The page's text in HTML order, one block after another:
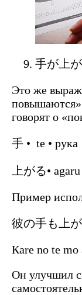
手が上が
Это же
говорят о
手 • te • рука
上がる•
Пример
彼の手も上
Кare no te
Он улучшил